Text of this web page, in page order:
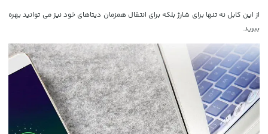
از این کابل نه تنها برای شارژ بلکه برای انتقال همزمان دیتاهای خود نیز می توانید بهره
ببرید.